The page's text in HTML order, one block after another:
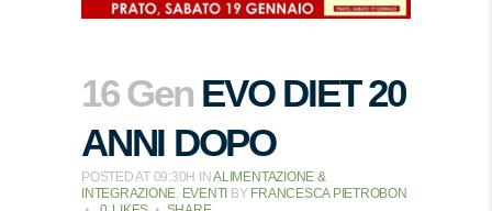
16 GenEVO DIET 20
ANNI DOPO
POSTED AT 09:30H INALIMENTAZIONE &
INTEGRAZIONE EVENTI BY FRANCESCA PIETROBON